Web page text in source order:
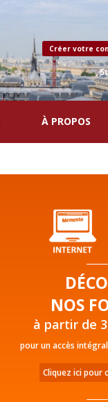
Créer votre
À PROPOS
NOS
à partir de
pour un accès
Cliquez ici pour